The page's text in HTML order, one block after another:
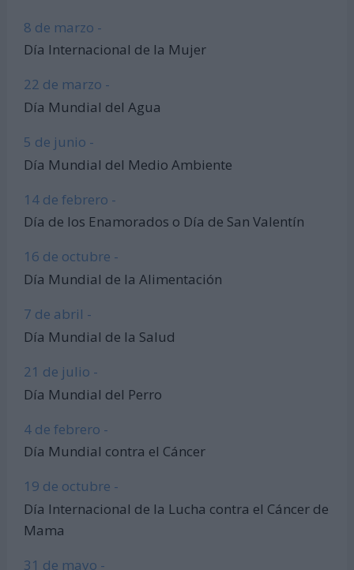
8 de marzo -
Día Internacional de la Mujer
22 de marzo -
Día Mundial del Agua
5 de junio -
Día Mundial del Medio Ambiente
14 de febrero -
Día de los Enamorados o Día de San Valentín
16 de octubre -
Día Mundial de la Alimentación
7 de abril -
Día Mundial de la Salud
21 de julio -
Día Mundial del Perro
4 de febrero -
Día Mundial contra el Cáncer
19 de octubre -
Día Internacional de la Lucha contra el Cáncer de
Mama
31 de mayo -